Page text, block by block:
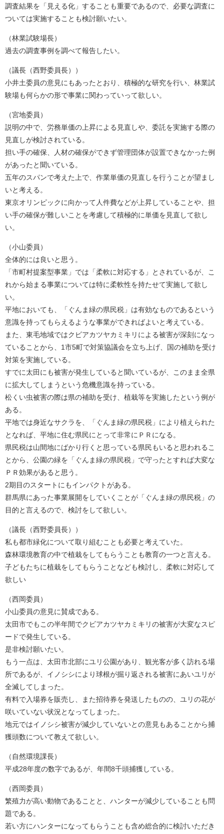
調査結果を「見える化」することも重要であるので、必要な調査に
ついては実施することも検討願いたい。
（林業試験場長）
過去の調査事例を調べて報告したい。
（議長（西野委員長））
小井土委員の意見にもあったとおり、積極的な研究を行い、林業試
験場も何らかの形で事業に関わっていって欲しい。
（宮地委員）
説明の中で、労務単価の上昇による見直しや、委託を実施する際の
見直しが検討されている。
担い手の確保、人材の確保ができず管理団体が設置できなかった例
があったと聞いている。
五年のスパンで考えた上で、作業単価の見直しを行うことが望まし
いと考える。
東京オリンピックに向かって人件費などが上昇していることや、担
い手の確保が難しいことを考慮して積極的に単価を見直して欲し
い。
（小山委員）
全体的には良いと思う。
「市町村提案型事業」では「柔軟に対応する」とされているが、こ
れから始まる事業については特に柔軟性を持たせて実施して欲し
い。
平地においても、「ぐんま緑の県民税」は有効なものであるという
意識を持ってもらえるような事業ができればよいと考えている。
また、東毛地域ではクビアカツヤカミキリによる被害が深刻になっ
ていることから、1市5町で対策協議会を立ち上げ、国の補助を受け
対策を実施している。
すでに太田にも被害が発生していると聞いているが、このまま全県
に拡大してしまうという危機意識を持っている。
松くい虫被害の際は県の補助を受け、植栽等を実施したという例が
ある。
平地では身近なサクラを、「ぐんま緑の県民税」により植えられた
となれば、平地に住む県民にとって非常にＰＲになる。
県民税は山間地にばかり行くと思っている県民もいると思われるこ
とから、公園の緑を「ぐんま緑の県民税」で守ったとすれば大変な
ＰＲ効果があると思う。
2期目のスタートにもインパクトがある。
群馬県にあった事業展開をしていくことが「ぐんま緑の県民税」の
目的と言えるので、検討をして欲しい。
（議長（西野委員長））
私も都市緑化について取り組むことも必要と考えていた。
森林環境教育の中で植栽をしてもらうことも教育の一つと言える。
子どもたちに植栽をしてもらうことなども検討し、柔軟に対応して
欲しい
（西岡委員）
小山委員の意見に賛成である。
太田市でもこの半年間でクビアカツヤカミキリの被害が大変なスピ
ードで発生している。
是非検討願いたい。
もう一点は、太田市北部にユリ公園があり、観光客が多く訪れる場
所であるが、イノシシにより球根が掘り返される被害にあいユリが
全滅してしまった。
有料で入場券を販売し、また招待券を発送したものの、ユリの花が
咲いていない状況となってしまった。
地元ではイノシシ被害が減少していないとの意見もあることから捕
獲頭数について教えて欲しい。
（自然環境課長）
平成28年度の数字であるが、年間8千頭捕獲している。
（西岡委員）
繁殖力が高い動物であることと、ハンターが減少していることも問
題である。
若い方にハンターになってもらうことも含め総合的に検討いただき